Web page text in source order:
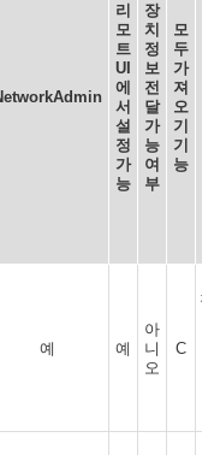
리
모
트
UI
에
서
설
정
가
능
장
치
정
보
전
달
가
능
여
부
모
두
가
져
오
기
기
능
예 예
아
니
오
C